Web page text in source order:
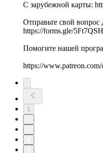
С зарубежной карты:
Отправьте свой вопрос
https://forms.gle/
Помогите нашей
https://www.patreon.com/
1